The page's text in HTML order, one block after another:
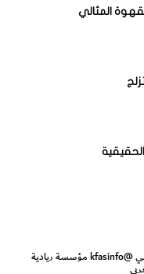
المثالي
@kfasinfo مؤسسة ريادية